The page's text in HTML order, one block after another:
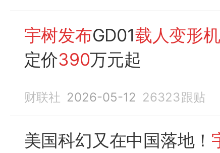
宇树发布GD01载人变形
定价390万元起
财联社 2026-05-12 26323跟贴
美国科幻又在中国落地！